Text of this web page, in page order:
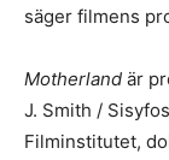
säger filmens
Motherland är
J. Smith /
Filminstitutet,